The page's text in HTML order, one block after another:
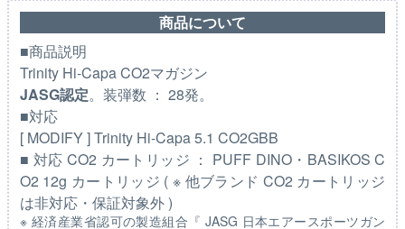
商品について
■商品説明
Trinity Hi-Capa CO2マガジン
JASG認定。装弾数 ： 28発。
■対応
[ MODIFY ] Trinity Hi-Capa 5.1 CO2GBB
■ 対応 CO2 カートリッジ ： PUFF DINO・BASIKOS C
O2 12g カートリッジ ( ※ 他ブランド CO2 カートリッジ
は非対応・保証対象外 )
※ 経済産業省認可の製造組合『 JASG 日本エアースポーツガン